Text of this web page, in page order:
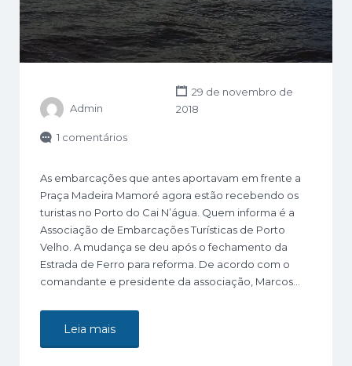
Admin
29 de novembro de
2018
1 comentários
As embarcações que antes aportavam em frente a
Praça Madeira Mamoré agora estão recebendo os
turistas no Porto do Cai N’água. Quem informa é a
Associação de Embarcações Turísticas de Porto
Velho. A mudança se deu após o fechamento da
Estrada de Ferro para reforma. De acordo com o
comandante e presidente da associação, Marcos…
Leia mais